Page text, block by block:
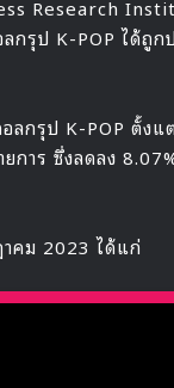
Research
รุป K-POP ได้ถูก
ลกรุป K-POP ตั้ง
าร ซึ่งลดลง
คม 2023 ได้แก่